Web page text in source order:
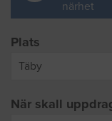
närhet
Plats
När skall